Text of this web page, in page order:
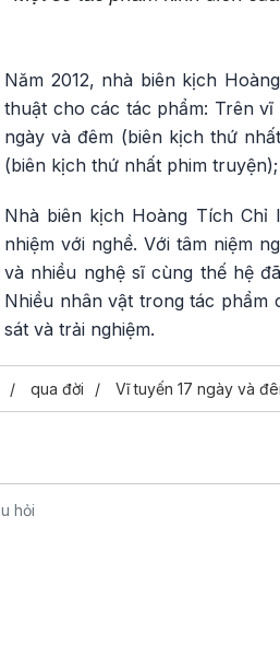
Năm 2012, nhà biên kịch
thuật cho các tác phẩm: Trên
ngày và đêm (biên kịch thứ
(biên kịch thứ nhất phim
Nhà biên kịch Hoàng Tích Chỉ
nhiệm với nghề. Với tâm niệm
và nhiều nghệ sĩ cùng thế hệ
Nhiều nhân vật trong tác phẩm
sát và trải nghiệm.
qua đời Vĩ tuyến 17 ngày và